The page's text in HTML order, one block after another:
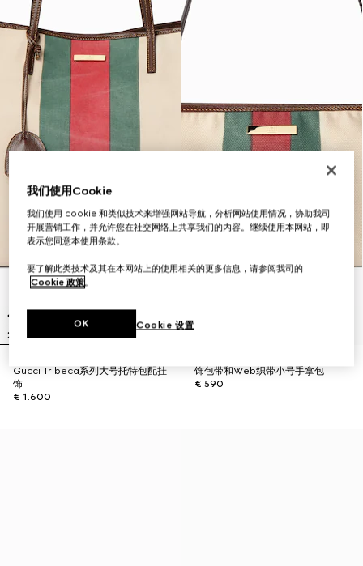
Gucci Tribeca系列大号托特包配挂
饰
€ 1.600
饰包带和Web织带小号手拿包
€ 590
我们使用Cookie
我们使用 cookie 和类似技术来增强网站导航，分析网站使用情况，协助我司
开展营销工作，并允许您在社交网络上共享我们的内容。继续使用本网站，即
表示您同意本使用条款。
要了解此类技术及其在本网站上的使用相关的更多信息，请参阅我司的
Cookie 政策。
Cookie 设置
OK